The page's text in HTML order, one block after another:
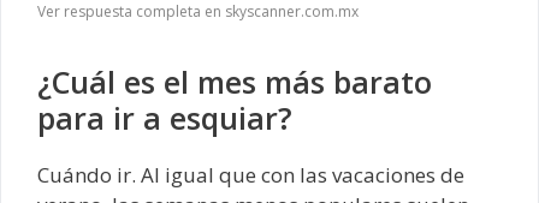
Ver respuesta completa en skyscanner.com.mx
¿Cuál es el mes más barato
para ir a esquiar?
Cuándo ir. Al igual que con las vacaciones de